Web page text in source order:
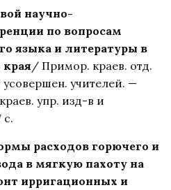
научно-
по вопросам
языка и литературы в
/ Примор. краев. отд.
учителей. —
упр. изд-в и
с.
расходов горючего и
в мягкую пахоту на
ирригационных и